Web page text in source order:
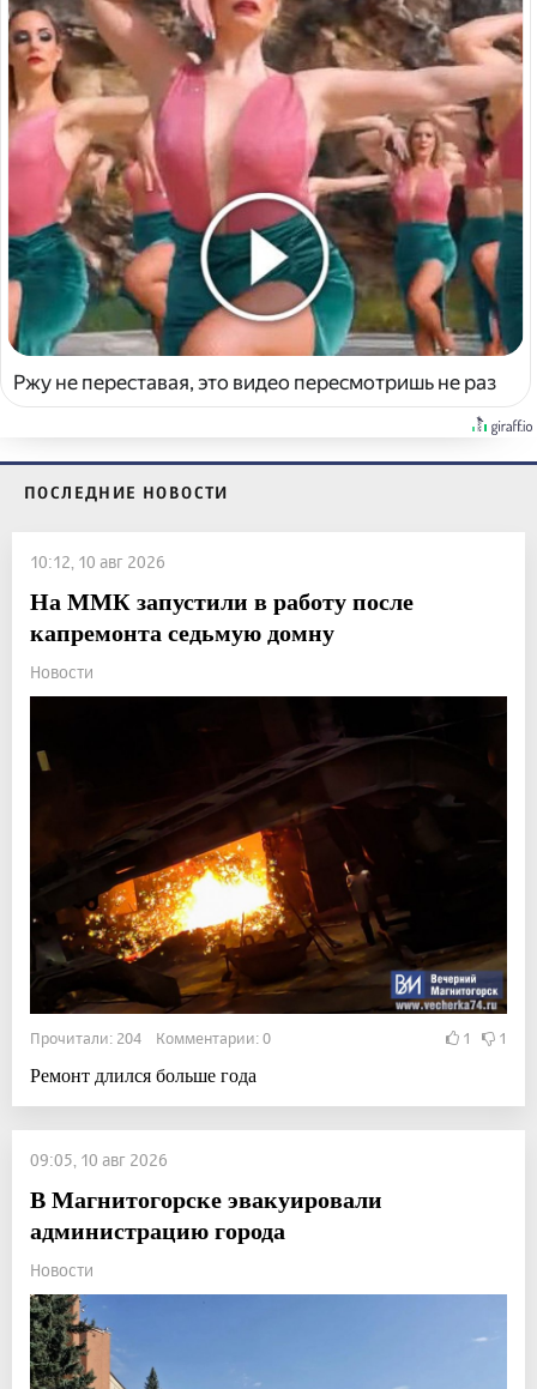
Ржу не переставая, это видео пересмотришь не раз
ПОСЛЕДНИЕ НОВОСТИ
10:12, 10 авг 2026
На ММК запустили в работу после
капремонта седьмую домну
Новости
Прочитали: 204 Комментарии: 0 1 1
Ремонт длился больше года
09:05, 10 авг 2026
В Магнитогорске эвакуировали
администрацию города
Новости